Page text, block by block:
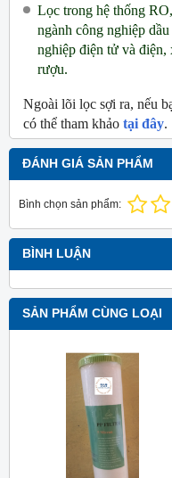
Lọc trong hệ thống
ngành công nghiệp
nghiệp điện tử và
rượu.
Ngoài lõi lọc sợi ra, nếu
có thể tham khảo tại đây.
ĐÁNH GIÁ SẢN PHẨM
Bình chọn sản phẩm:
BÌNH LUẬN
SẢN PHẨM CÙNG LOẠI